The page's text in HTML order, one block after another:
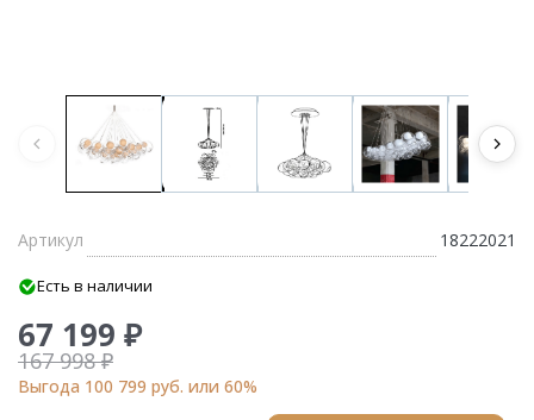
Артикул 18222021
Есть в наличии
67 199 ₽
167 998 ₽
Выгода 100 799 руб. или 60%